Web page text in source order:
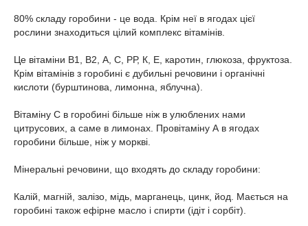
80% складу горобини - це вода. Крім неї в ягодах цієї
рослини знаходиться цілий комплекс вітамінів.
Це вітаміни В1, В2, А, С, РР, К, Е, каротин, глюкоза, фруктоза.
Крім вітамінів з горобині є дубильні речовини і органічні
кислоти (бурштинова, лимонна, яблучна).
Вітаміну С в горобині більше ніж в улюблених нами
цитрусових, а саме в лимонах. Провітаміну А в ягодах
горобини більше, ніж у моркві.
Мінеральні речовини, що входять до складу горобини:
Калій, магній, залізо, мідь, марганець, цинк, йод. Мається на
горобині також ефірне масло і спирти (ідіт і сорбіт).